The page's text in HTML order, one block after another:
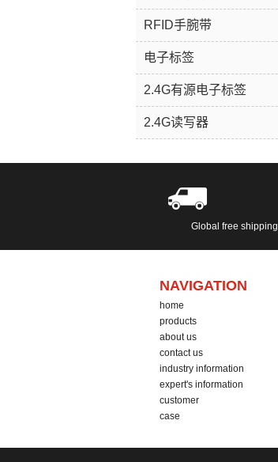
RFID手腕带
电子标签
2.4G有源电子标签
2.4G读写器
Global free shipping
NAVIGATION
home
products
about us
contact us
industry information
expert's information
customer
case